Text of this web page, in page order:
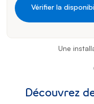
Vérifier la
Une
Découvrez